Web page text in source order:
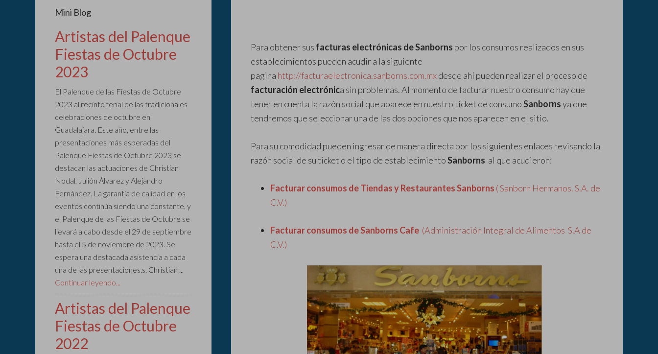
Para obtener sus facturas electrónicas de Sanborns por los consumos realizados en sus
establecimientos pueden acudir a la siguiente
pagina http://facturaelectronica.sanborns.com.mxdesde ahí pueden realizar el proceso de
facturación electrónica sin problemas. Al momento de facturar nuestro consumo hay que
tener en cuenta la razón social que aparece en nuestro ticket de consumoSanbornsya que
tendremos que seleccionar una de las dos opciones que nos aparecen en el sitio.
Para su comodidad pueden ingresar de manera directa por los siguientes enlaces revisando la
razón social de su ticket o el tipo de establecimientoSanborns al que acudieron:
Facturar consumos de Tiendas y Restaurantes Sanborns ( Sanborn Hermanos. S.A. de
C.V.)
Facturar consumos de Sanborns Cafe (Administración Integral de Alimentos S.A de
C.V.)
Mini Blog
Artistas del Palenque
Fiestas de Octubre
2023
El Palenque de las Fiestas de Octubre
2023 al recinto ferial de las tradicionales
celebraciones de octubre en
Guadalajara. Este año, entre las
presentaciones más esperadas del
Palenque Fiestas de Octubre 2023 se
destacan las actuaciones de Christian
Nodal, Julión Álvarez y Alejandro
Fernández. La garantía de calidad en los
eventos continúa siendo una constante, y
el Palenque de las Fiestas de Octubre se
llevará a cabo desde el 29 de septiembre
hasta el 5 de noviembre de 2023. Se
espera una destacada asistencia a cada
una de las presentaciones.s. Christian ...
Continuar leyendo...
Artistas del Palenque
Fiestas de Octubre
2022